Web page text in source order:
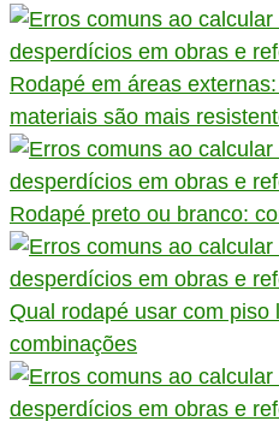
Rodapé em áreas
materiais são mais
Rodapé preto ou branco:
Qual rodapé usar com piso
combinações